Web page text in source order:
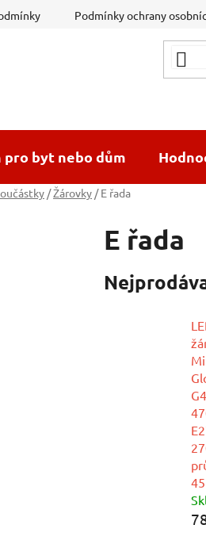
Podmínky ochrany
byt nebo dům
/Žárovky / E řada
E řada